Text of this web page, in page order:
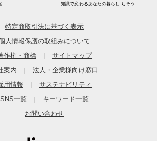
知識で変わるあなたの暮らし ちそう
特定商取引法に基づく表示
人情報保護の取組みについて
作権・商標
｜
サイトマップ
案内
｜
法人・企業様向け窓口
用情報
｜
サステナビリティ
SNS一覧
｜
キーワード一覧
お問い合わせ